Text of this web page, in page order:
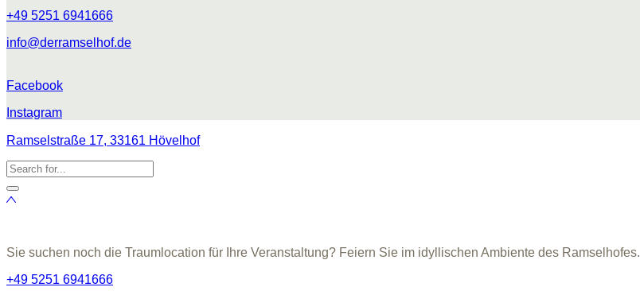
+49 5251 6941666
info@derramselhof.de
Facebook
Instagram
Ramselstraße 17, 33161 Hövelhof
Sie suchen noch die Traumlocation für Ihre Veranstaltung? Feiern Sie im idyllischen Ambiente des Ramselhofes.
+49 5251 6941666